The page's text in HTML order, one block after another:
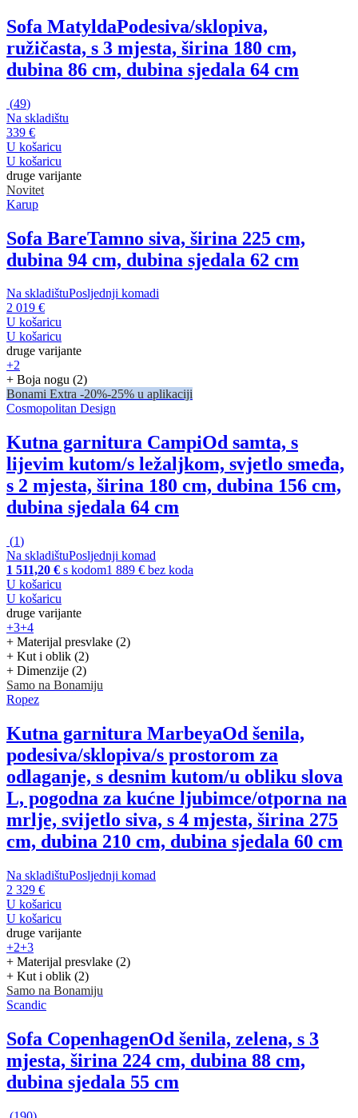
Sofa MatyldaPodesiva/sklopiva,
ružičasta, s 3 mjesta, širina 180 cm,
dubina 86 cm, dubina sjedala 64 cm
(49)
Na skladištu
339 €
U košaricu
U košaricu
druge varijante
Novitet
Karup
Sofa BareTamno siva, širina 225 cm,
dubina 94 cm, dubina sjedala 62 cm
Na skladištuPosljednji komadi
2 019 €
U košaricu
U košaricu
druge varijante
+2
+ Boja nogu (2)
Bonami Extra -20%-25% u aplikaciji
Cosmopolitan Design
Kutna garnitura CampiOd samta, s
lijevim kutom/s ležaljkom, svjetlo smeđa,
s 2 mjesta, širina 180 cm, dubina 156 cm,
dubina sjedala 64 cm
(1)
Na skladištuPosljednji komad
1 511,20 € s kodom1 889 € bez koda
U košaricu
U košaricu
druge varijante
+3+4
+ Materijal presvlake (2)
+ Kut i oblik (2)
+ Dimenzije (2)
Samo na Bonamiju
Ropez
Kutna garnitura MarbeyaOd šenila,
podesiva/sklopiva/s prostorom za
odlaganje, s desnim kutom/u obliku slova
L, pogodna za kućne ljubimce/otporna na
mrlje, svijetlo siva, s 4 mjesta, širina 275
cm, dubina 210 cm, dubina sjedala 60 cm
Na skladištuPosljednji komad
2 329 €
U košaricu
U košaricu
druge varijante
+2+3
+ Materijal presvlake (2)
+ Kut i oblik (2)
Samo na Bonamiju
Scandic
Sofa CopenhagenOd šenila, zelena, s 3
mjesta, širina 224 cm, dubina 88 cm,
dubina sjedala 55 cm